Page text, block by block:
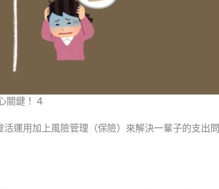
關鍵！ 4
運用加上風險管理（保險）來解決一輩子的支出問